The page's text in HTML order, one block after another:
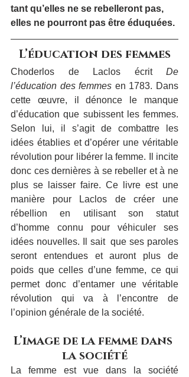
tant qu’elles ne se rebelleront pas,
elles ne pourront pas être éduquées.
L’éducation des femmes
Choderlos de Laclos écrit De
l’éducation des femmes en 1783. Dans
cette œuvre, il dénonce le manque
d’éducation que subissent les femmes.
Selon lui, il s’agit de combattre les
idées établies et d’opérer une véritable
révolution pour libérer la femme. Il incite
donc ces dernières à se rebeller et à ne
plus se laisser faire. Ce livre est une
manière pour Laclos de créer une
rébellion en utilisant son statut
d’homme connu pour véhiculer ses
idées nouvelles. Il sait  que ses paroles
seront entendues et auront plus de
poids que celles d’une femme, ce qui
permet donc d’entamer une véritable
révolution qui va à l’encontre de
l’opinion générale de la société.
L’image de la femme dans
la société
La femme est vue dans la société